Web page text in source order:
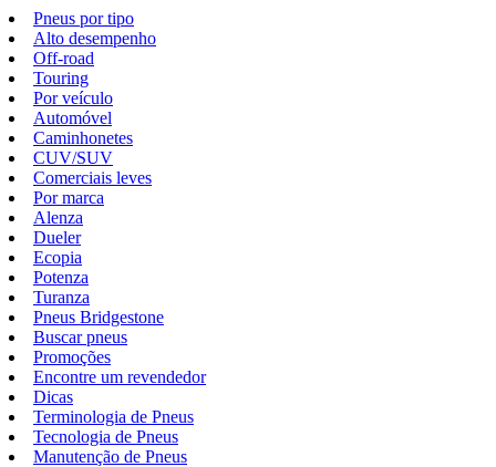
Pneus por tipo
Alto desempenho
Off-road
Touring
Por veículo
Automóvel
Caminhonetes
CUV/SUV
Comerciais leves
Por marca
Alenza
Dueler
Ecopia
Potenza
Turanza
Pneus Bridgestone
Buscar pneus
Promoções
Encontre um revendedor
Dicas
Terminologia de Pneus
Tecnologia de Pneus
Manutenção de Pneus